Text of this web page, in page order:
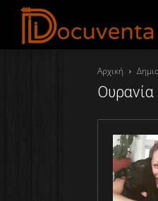
Αρχική